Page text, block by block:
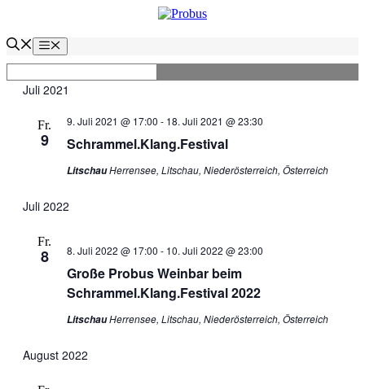
springen
Menü
Juli 2021
Fr.
9 Schrammel.Klang.Festival
9. Juli 2021 @ 17:00 - 18. Juli 2021 @ 23:30
LitschauHerrensee, Litschau, Niederösterreich, Österreich
Juli 2022
Fr.
8
Große Probus Weinbar beim
Schrammel.Klang.Festival 2022
8. Juli 2022 @ 17:00 - 10. Juli 2022 @ 23:00
LitschauHerrensee, Litschau, Niederösterreich, Österreich
August 2022